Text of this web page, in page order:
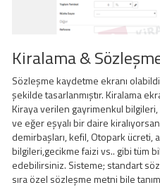
Kiralama &
Sözleşme kaydetme ekranı
şekilde tasarlanmıştır. Kiralama
Kiraya verilen gayrimenkul
ve eğer eşyalı bir daire
demirbaşları, kefil, Otopark ücreti,
bilgileri,gecikme faizi vs.. gibi tüm
edebilirsiniz. Sisteme; standart
sıra özel sözleşme metni bile